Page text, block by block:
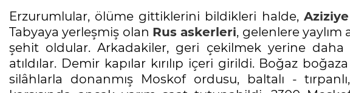
Erzurumlular, ölüme gittiklerini bildikleri halde,
Tabyaya yerleşmiş olan Rus askerleri, gelenlere yaylım
şehit oldular. Arkadakiler, geri çekilmek yerine daha
atıldılar. Demir kapılar kırılıp içeri girildi. Boğaz
silâhlarla donanmış Moskof ordusu, baltalı -